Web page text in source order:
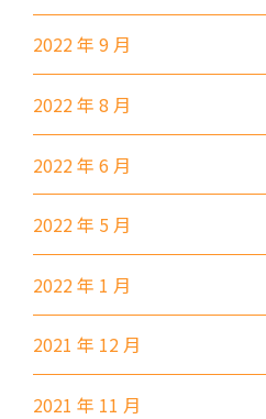
前往方法
東涌分校
港鐵 東涌站 (C出口)
保姆車1
前往方法
元朗分校
2022 年 9 月
2022 年 8 月
2022 年 6 月
2022 年 5 月
2022 年 1 月
2021 年 12 月
2021 年 11 月